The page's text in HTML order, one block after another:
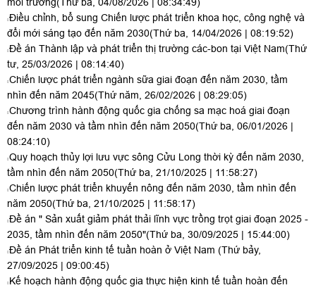
Điều chỉnh, bổ sung Chiến lược phát triển khoa học, công nghệ và
đổi mới sáng tạo đến năm 2030(Thứ ba, 14/04/2026 | 08:19:52)
Đề án Thành lập và phát triển thị trường các-bon tại Việt Nam(Thứ
tư, 25/03/2026 | 08:14:40)
Chiến lược phát triển ngành sữa giai đoạn đến năm 2030, tầm
nhìn đến năm 2045(Thứ năm, 26/02/2026 | 08:29:05)
Chương trình hành động quốc gia chống sa mạc hoá giai đoạn
đến năm 2030 và tầm nhìn đến năm 2050(Thứ ba, 06/01/2026 |
08:24:10)
Quy hoạch thủy lợi lưu vực sông Cửu Long thời kỳ đến năm 2030,
tầm nhìn đến năm 2050(Thứ ba, 21/10/2025 | 11:58:27)
Chiến lược phát triển khuyến nông đến năm 2030, tầm nhìn đến
năm 2050(Thứ ba, 21/10/2025 | 11:58:17)
Đề án " Sản xuất giảm phát thải lĩnh vực trồng trọt giai đoạn 2025 -
2035, tầm nhìn đến năm 2050"(Thứ ba, 30/09/2025 | 15:44:00)
Đề án Phát triển kinh tế tuần hoàn ở Việt Nam (Thứ bảy,
27/09/2025 | 09:00:45)
Kế hoạch hành động quốc gia thực hiện kinh tế tuần hoàn đến